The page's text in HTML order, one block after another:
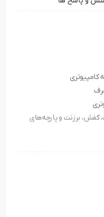
کامپیوتری
کفش، برزنت و پارچه‌های